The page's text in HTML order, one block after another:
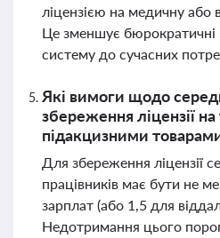
ліцензією на медичну або
Це зменшує бюрократичні
систему до сучасних
Які вимоги щодо
збереження ліцензії
підакцизними
Для збереження ліцензії
працівників має бути не
зарплат (або 1,5 для
Недотримання цього